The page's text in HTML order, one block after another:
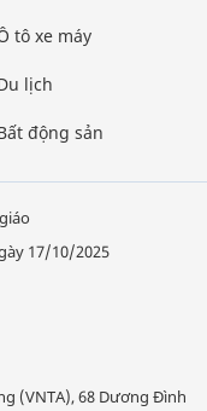
tô xe máy
lịch
động sản
17/10/2025
(VNTA), 68 Dương Đình